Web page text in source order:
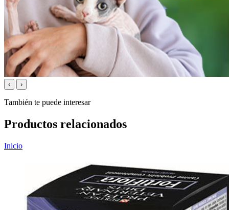
‹ ›
También te puede interesar
Productos relacionados
Inicio